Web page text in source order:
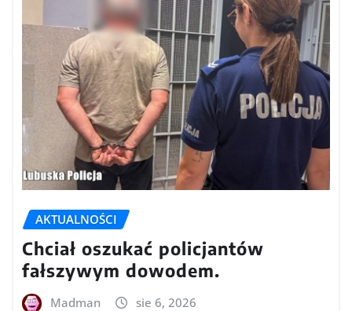
AKTUALNOŚCI
Chciał oszukać policjantów
fałszywym dowodem.
Madman sie 6, 2026